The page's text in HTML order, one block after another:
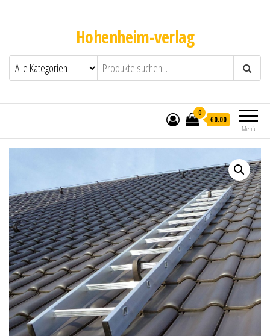
Hohenheim-verlag
Menü
0
€0.00